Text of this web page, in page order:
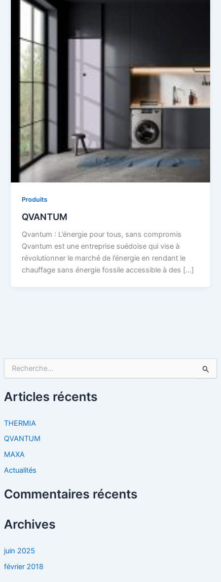
h
e
c
e
r
:
Articles récents
THERMIA
QVANTUM
MAXA
Actualités
Commentaires récents
Archives
juin 2025
février 2018
Produits
QVANTUM
Qvantum : L’énergie pour tous, sans compromis
Qvantum est une entreprise suédoise qui vise à
révolutionner le marché de l’énergie en rendant le
chauffage sans énergie fossile accessible à des […]